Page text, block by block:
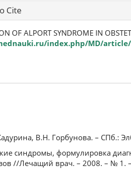
Cite
ALPORT SYNDROME IN
index.php/MD/
В.Н. Горбунова. – СПб.:
синдромы, формулировка
//Лечащий врач. – 2008. – № 1.